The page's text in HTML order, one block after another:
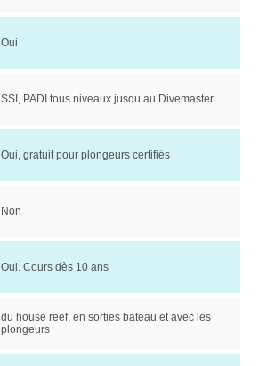
Oui
SSI, PADI tous niveaux jusqu’au Divemaster
Oui, gratuit pour plongeurs certifiés
Non
Oui. Cours dès 10 ans
du house reef, en sorties bateau et avec les
plongeurs